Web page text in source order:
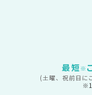
最短※
(土曜、祝前日に